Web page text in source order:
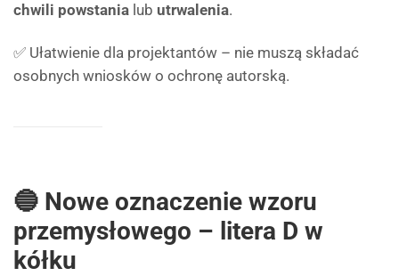
chwili powstania lub utrwalenia.
✅ Ułatwienie dla projektantów – nie muszą składać
osobnych wniosków o ochronę autorską.
🔵 Nowe oznaczenie wzoru
przemysłowego – litera D w
kółku